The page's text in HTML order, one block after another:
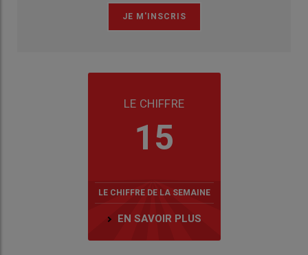
LE CHIFFRE
15
LE CHIFFRE DE LA SEMAINE
EN SAVOIR PLUS